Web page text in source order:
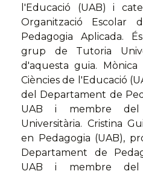
l'Educació (UAB) i
Organització Escolar
Pedagogia Aplicada.
grup de Tutoria
d'aquesta guia.
Ciències de l'Educació
del Departament de
UAB i membre
Universitària. Cristina
en Pedagogia (UAB),
Departament de
UAB i membre